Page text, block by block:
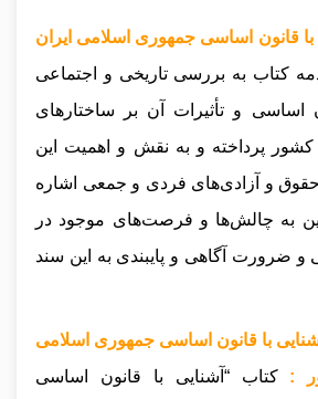
قانون اساسی جمهوری اسلامی ایران
کتاب به بررسی تاریخی و اجتماعی
اساسی و تأثیرات آن بر ساختارهای
پرداخته و به نقش و اهمیت این
حقوق و آزادی‌های فردی و جمعی اشاره
به چالش‌ها و فرصت‌های موجود در
و ضرورت آگاهی و پایبندی به این سند
با قانون اساسی جمهوری اسلامی
: کتاب “آشنایی با قانون اساسی